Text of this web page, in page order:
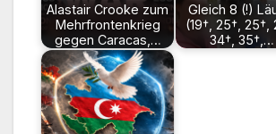
Alastair Crooke zum
Mehrfrontenkrieg
gegen Caracas,…
Gleich 8 (!)
(19†, 25†, 25†,
34†, 35†,…